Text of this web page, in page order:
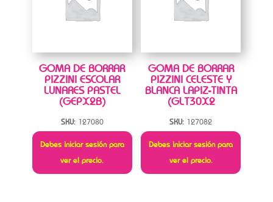
GOMA DE BORRAR
PIZZINI ESCOLAR
LUNARES PASTEL
(GEPX2B)
SKU: 127080
Debes iniciar sesión para
ver el precio.
GOMA DE BORRAR
PIZZINI CELESTE Y
BLANCA LAPIZ-TINTA
(GLT30X2
SKU: 127082
Debes iniciar sesión para
ver el precio.